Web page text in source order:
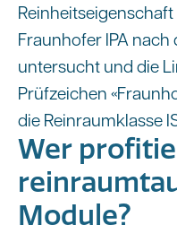
Fraunhofer IPA
untersucht und die
Prüfzeichen
die Reinraumklasse
Wer
Module?